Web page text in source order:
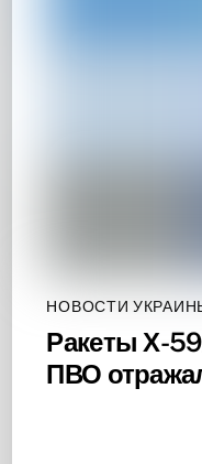
НОВОСТИ
Ракеты Х-
ПВО